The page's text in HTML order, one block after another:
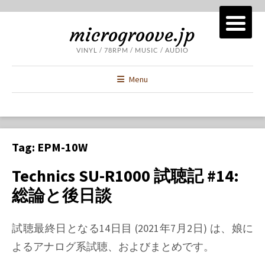
microgroove.jp
VINYL / 78RPM / MUSIC / AUDIO
Menu
Tag: EPM-10W
Technics SU-R1000 試聴記 #14:
総論と後日談
試聴最終日となる14日目 (2021年7月2日) は、娘に
よるアナログ系試聴、およびまとめです。